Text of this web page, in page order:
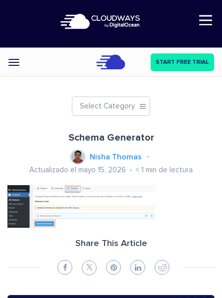
Open Nav
Categories START FREE TRIAL
Select Category
Schema Generator
Nisha Thomas
Actualizado el mayo 15, 2026 < 1 min de lectura
Share This Article